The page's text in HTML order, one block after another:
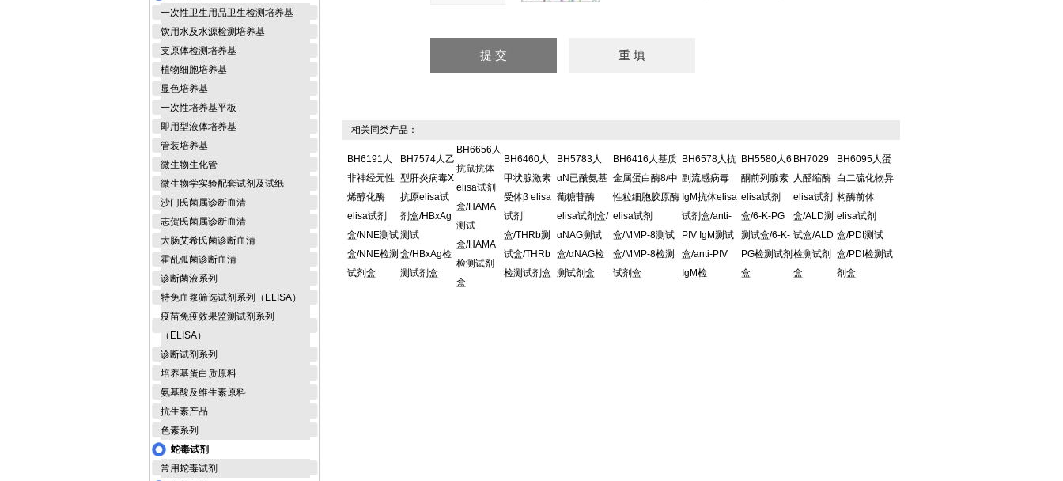
一次性卫生用品卫生检测培养基
饮用水及水源检测培养基
支原体检测培养基
植物细胞培养基
显色培养基
一次性培养基平板
即用型液体培养基
管装培养基
微生物生化管
微生物学实验配套试剂及试纸
沙门氏菌属诊断血清
志贺氏菌属诊断血清
大肠艾希氏菌诊断血清
霍乱弧菌诊断血清
诊断菌液系列
特免血浆筛选试剂系列（ELISA）
疫苗免疫效果监测试剂系列
（ELISA）
诊断试剂系列
培养基蛋白质原料
氨基酸及维生素原料
抗生素产品
色素系列
蛇毒试剂
常用蛇毒试剂
相关同类产品：
BH6191人
非神经元性
烯醇化酶
elisa试剂
盒/NNE测试
盒/NNE检测
试剂盒
BH7574人乙
型肝炎病毒X
抗原elisa试
剂盒/HBxAg
测试
盒/HBxAg检
测试剂盒
BH6656人
抗鼠抗体
elisa试剂
盒/HAMA
测试
盒/HAMA
检测试剂
盒
BH6460人
甲状腺激素
受体β elisa
试剂
盒/THRb测
试盒/THRb
检测试剂盒
BH5783人
αN已酰氨基
葡糖苷酶
elisa试剂盒/
αNAG测试
盒/αNAG检
测试剂盒
BH6416人基质
金属蛋白酶8/中
性粒细胞胶原酶
elisa试剂
盒/MMP-8测试
盒/MMP-8检测
试剂盒
BH6578人抗
副流感病毒
IgM抗体elisa
试剂盒/anti-
PIV IgM测试
盒/anti-PIV
IgM检
BH5580人6
酮前列腺素
elisa试剂
盒/6-K-PG
测试盒/6-K-
PG检测试剂
盒
BH7029
人醛缩酶
elisa试剂
盒/ALD测
试盒/ALD
检测试剂
盒
BH6095人蛋
白二硫化物异
构酶前体
elisa试剂
盒/PDI测试
盒/PDI检测试
剂盒